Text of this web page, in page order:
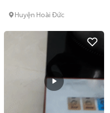
Huyện Hoài Đức